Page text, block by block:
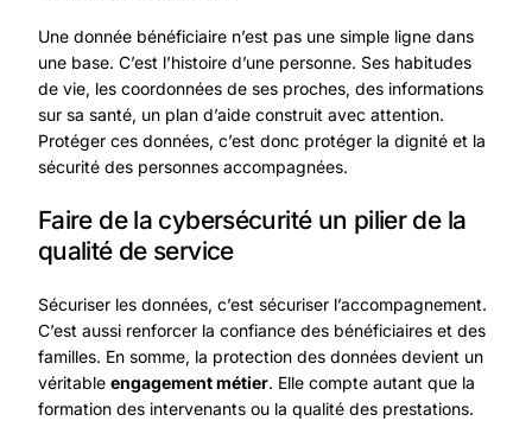
Une donnée bénéficiaire n’est pas une simple ligne dans
une base. C’est l’histoire d’une personne. Ses habitudes
de vie, les coordonnées de ses proches, des informations
sur sa santé, un plan d’aide construit avec attention.
Protéger ces données, c’est donc protéger la dignité et la
sécurité des personnes accompagnées.
Faire de la cybersécurité un pilier de la
qualité de service
Sécuriser les données, c’est sécuriser l’accompagnement.
C’est aussi renforcer la confiance des bénéficiaires et des
familles. En somme, la protection des données devient un
véritable engagement métier. Elle compte autant que la
formation des intervenants ou la qualité des prestations.